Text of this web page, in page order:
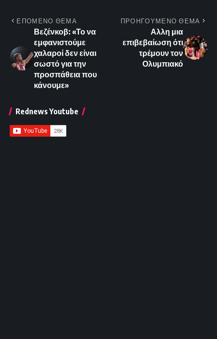
ΕΠΟΜΕΝΟ ΘΕΜΑ
Βεζένκοβ: «Το να
εμφανιστούμε
χαλαροί δεν είναι
σωστό για την
προσπάθεια που
κάνουμε»
ΠΡΟΗΓΟΥΜΕΝΟ ΘΕΜΑ
Αλλη μια
επιβεβαίωση ότι
τρέμουν τον
Ολυμπιακό
Rednews Youtube